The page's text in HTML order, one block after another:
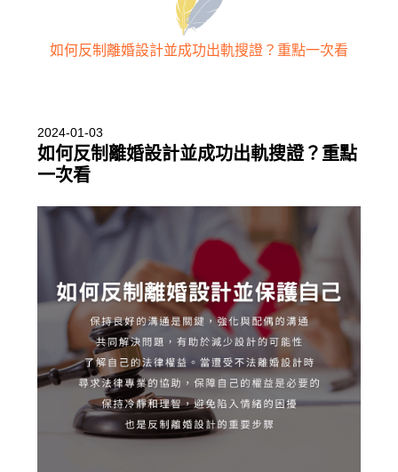
如何反制離婚設計並成功出軌搜證？重點一次看
2024-01-03
如何反制離婚設計並成功出軌搜證？重點
一次看